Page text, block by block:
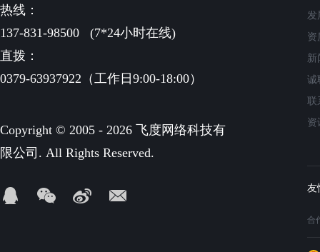
热线：
137-831-98500
(7*24小时在线)
直拨：
0379-63937922（工作日9:00-18:00）
Copyright © 2005 - 2026 飞度网络科技有
限公司. All Rights Reserved.
发
资
新
诚
联
资
合